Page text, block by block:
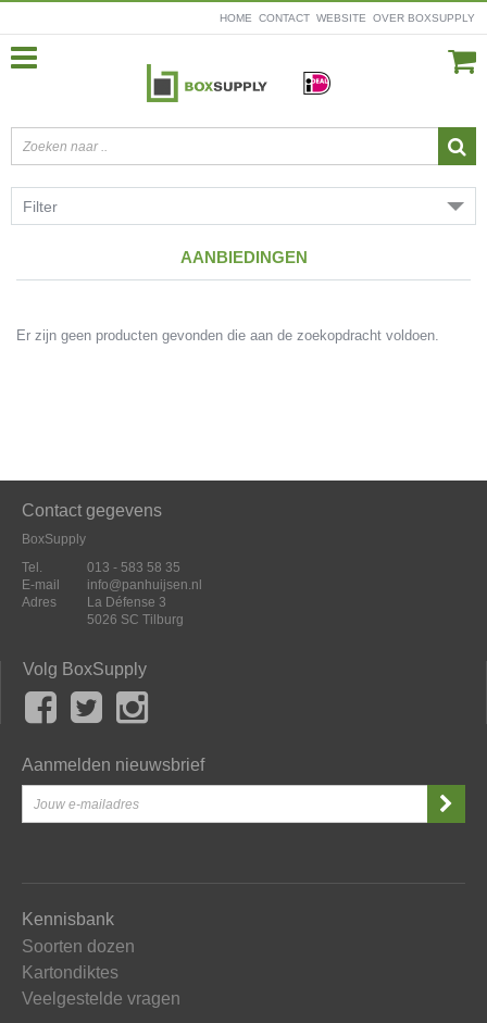
HOME CONTACT WEBSITE OVER BOXSUPPLY
Filter
AANBIEDINGEN
Er zijn geen producten gevonden die aan de zoekopdracht voldoen.
Contact gegevens
BoxSupply
Tel.
013 - 583 58 35
E-mail
info@panhuijsen.nl
Adres
La Défense 3
5026 SC Tilburg
Volg BoxSupply
Aanmelden nieuwsbrief
Kennisbank
Soorten dozen
Kartondiktes
Veelgestelde vragen